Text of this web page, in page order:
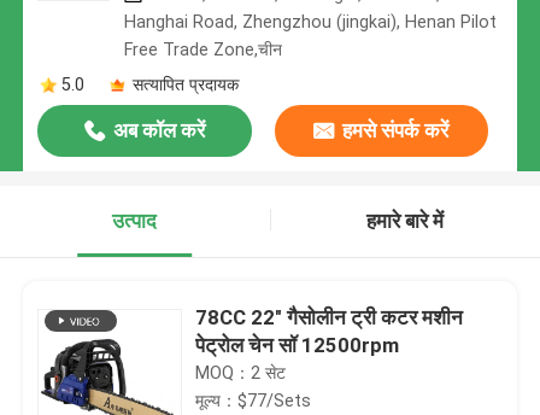
Hanghai Road, Zhengzhou (jingkai), Henan Pilot
Free Trade Zone,चीन
5.0
सत्यापित प्रदायक
अब कॉल करें हमसे संपर्क करें
उत्पाद हमारे बारे में
78CC 22" गैसोलीन ट्री कटर मशीन
पेट्रोल चेन सॉ 12500rpm
MOQ：2 सेट
मूल्य：$77/Sets